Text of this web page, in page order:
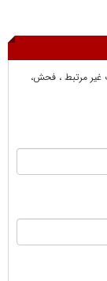
غير مرتبط ، فحش،